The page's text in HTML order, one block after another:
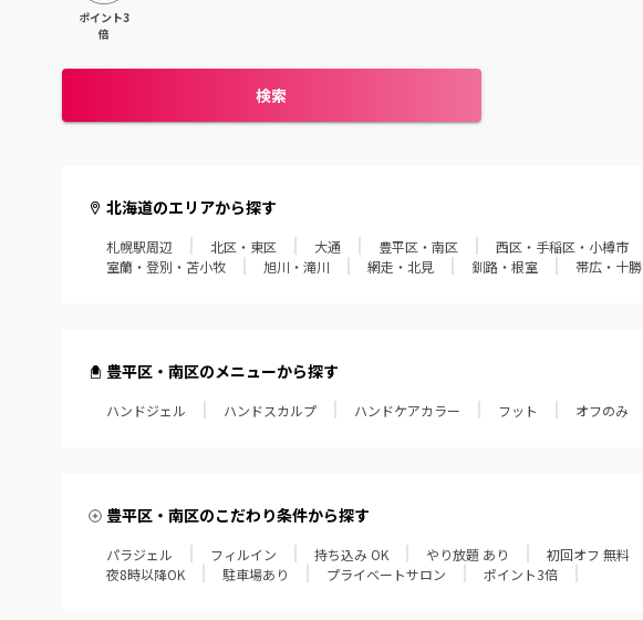
ポイント3
倍
検索
北海道のエリアから探す
札幌駅周辺 北区・東区 大通 豊平区・南区 西区・手稲区・小樽市
室蘭・登別・苫小牧
旭川・滝川 網走・北見 釧路・根室 帯広・十勝
豊平区・南区のメニューから探す
ハンドジェル ハンドスカルプ ハンドケアカラー フット オフのみ
豊平区・南区のこだわり条件から探す
パラジェル フィルイン 持ち込み OK やり放題 あり 初回オフ 無料
夜8時以降OK
駐車場あり プライベートサロン ポイント3倍